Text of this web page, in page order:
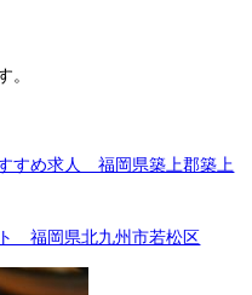
すめ求人 福岡県築上郡築上
福岡県北九州市若松区